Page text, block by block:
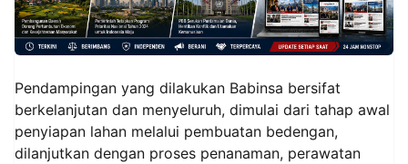
Pendampingan yang dilakukan Babinsa bersifat
berkelanjutan dan menyeluruh, dimulai dari tahap awal
penyiapan lahan melalui pembuatan bedengan,
dilanjutkan dengan proses penanaman, perawatan